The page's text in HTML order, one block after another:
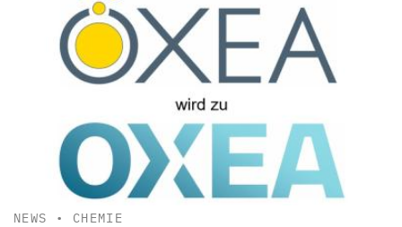
NEWS • CHEMIE